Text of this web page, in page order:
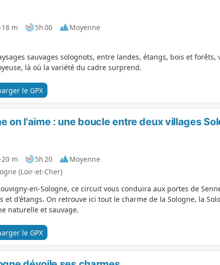
m 5h 00
Moyenne
sauvages solognots, entre landes, étangs, bois et forêts,
là où la variété du cadre surprend.
le GPX
on l'aime : une boucle entre deux villages
m 5h 20
Moyenne
(Loir-et-Cher)
en-Sologne, ce circuit vous conduira aux portes de
et d'étangs. On retrouve ici tout le charme de la Sologne, la
naturelle et sauvage.
le GPX